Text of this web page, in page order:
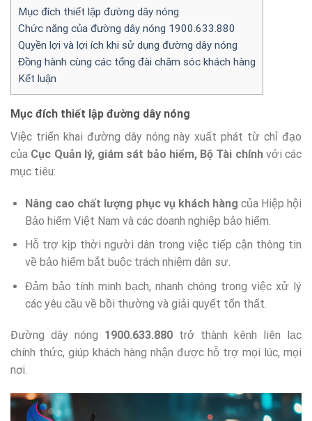
Mục đích thiết lập đường dây nóng
Chức năng của đường dây nóng 1900.633.880
Quyền lợi và lợi ích khi sử dụng đường dây nóng
Đồng hành cùng các tổng đài chăm sóc khách hàng
Kết luận
Mục đích thiết lập đường dây nóng
Việc triển khai đường dây nóng này xuất phát từ chỉ đạo
của Cục Quản lý, giám sát bảo hiểm, Bộ Tài chínhvới các
mục tiêu:
Nâng cao chất lượng phục vụ khách hàng của Hiệp hội
Bảo hiểm Việt Nam và các doanh nghiệp bảo hiểm.
Hỗ trợ kịp thời người dân trong việc tiếp cận thông tin
về bảo hiểm bắt buộc trách nhiệm dân sự.
Đảm bảo tính minh bạch, nhanh chóng trong việc xử lý
các yêu cầu về bồi thường và giải quyết tổn thất.
Đường dây nóng 1900.633.880trở thành kênh liên lạc
chính thức, giúp khách hàng nhận được hỗ trợ mọi lúc, mọi
nơi.